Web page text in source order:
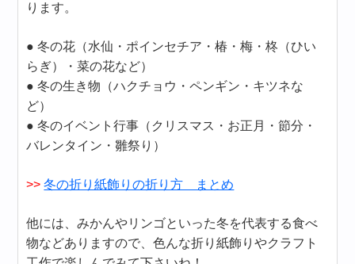
ります。
● 冬の花（水仙・ポインセチア・椿・梅・柊（ひい
らぎ）・菜の花など）
● 冬の生き物（ハクチョウ・ペンギン・キツネな
ど）
● 冬のイベント行事（クリスマス・お正月・節分・
バレンタイン・雛祭り）
>> 冬の折り紙飾りの折り方 まとめ
他には、みかんやリンゴといった冬を代表する食べ
物などありますので、色んな折り紙飾りやクラフト